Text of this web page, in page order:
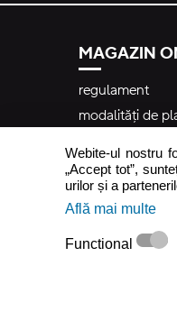
MAGAZIN
regulament
modalități de
tabel de mărimi
Webite-ul nostru
„Accept tot”,
urilor și a
Află mai multe
Functional